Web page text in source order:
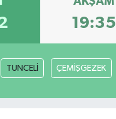
19:35
TUNCELİ ÇEMİŞGEZEK